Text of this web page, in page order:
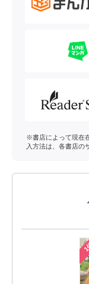
※書店によって現在
入方法は、各書店の
1